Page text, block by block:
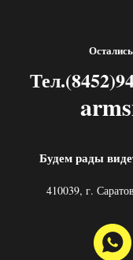
Будем рады
410039, г.